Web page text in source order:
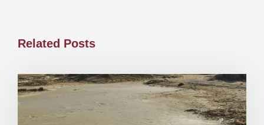
Related Posts